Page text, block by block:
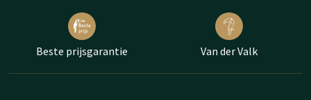
Beste prijsgarantie Van der Valk